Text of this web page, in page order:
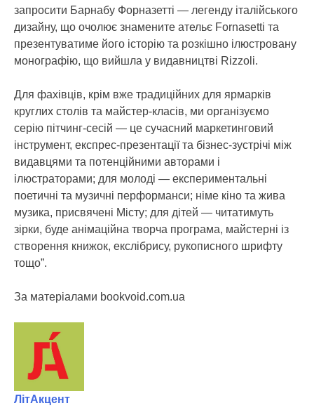
запросити Барнабу Форназетті — легенду італійського
дизайну, що очолює знамените ательє Fornasetti та
презентуватиме його історію та розкішно ілюстровану
монографію, що вийшла у видавництві Rizzoli.
Для фахівців, крім вже традиційних для ярмарків
круглих столів та майстер-класів, ми організуємо
серію пітчинг-сесій — це сучасний маркетинговий
інструмент, експрес-презентації та бізнес-зустрічі між
видавцями та потенційними авторами і
ілюстраторами; для молоді — експериментальні
поетичні та музичні перформанси; німе кіно та жива
музика, присвячені Місту; для дітей — читатимуть
зірки, буде анімаційна творча програма, майстерні із
створення книжок, екслібрису, рукописного шрифту
тощо”.
За матеріалами bookvoid.com.ua
ЛітАкцент